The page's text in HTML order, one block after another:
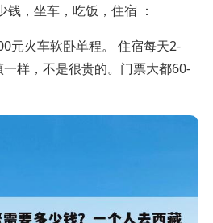
，坐车，吃饭，住宿 ：
元火车软卧单程。 住宿每天2-
样，不是很贵的。门票大都60-